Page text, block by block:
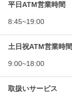
平日ATM営業時間
8:45~19:00
土日祝ATM営業時間
9:00~18:00
取扱いサービス